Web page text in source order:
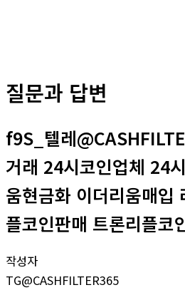
질문과 답변
f9S_텔레
거래 24시코인업체 24
움현금화 이더리움매입
플코인판매 트론리플코
작성자
TG@CASHFILTER365